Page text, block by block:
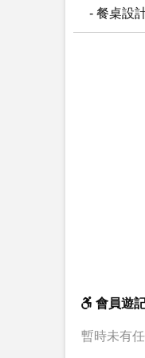
- 餐桌設
會員遊
暫時未有